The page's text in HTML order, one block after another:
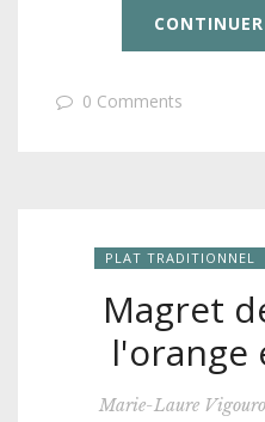
0 Comments
PLAT TRADITIONNEL
Magret
l'orange
Marie-Laure